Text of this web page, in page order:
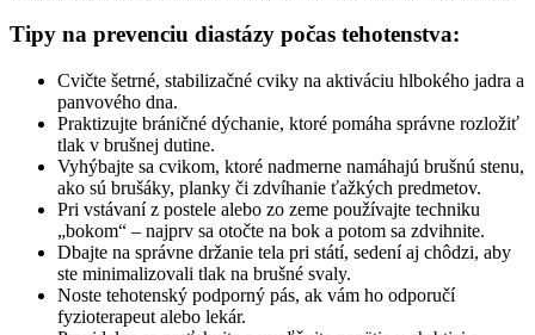
Tipy na prevenciu diastázy počas tehotenstva:
Cvičte šetrné, stabilizačné cviky na aktiváciu hlbokého jadra a
panvového dna.
Praktizujte bráničné dýchanie, ktoré pomáha správne rozložiť
tlak v brušnej dutine.
Vyhýbajte sa cvikom, ktoré nadmerne namáhajú brušnú stenu,
ako sú brušáky, planky či zdvíhanie ťažkých predmetov.
Pri vstávaní z postele alebo zo zeme používajte techniku
„bokom“ – najprv sa otočte na bok a potom sa zdvihnite.
Dbajte na správne držanie tela pri státí, sedení aj chôdzi, aby
ste minimalizovali tlak na brušné svaly.
Noste tehotenský podporný pás, ak vám ho odporučí
fyzioterapeut alebo lekár.